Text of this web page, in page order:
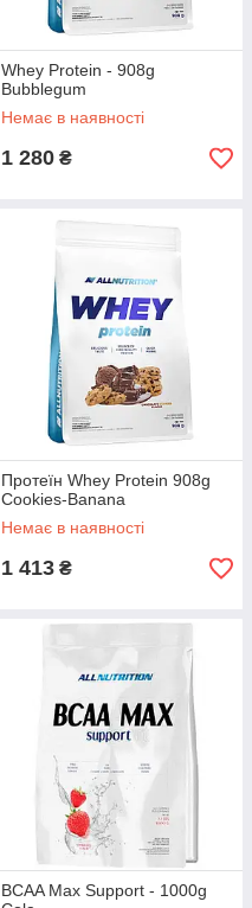
Whey Protein - 908g
Bubblegum
Немає в наявності
1 280 ₴
Протеїн Whey Protein 908g
Cookies-Banana
Немає в наявності
1 413 ₴
BCAA Max Support - 1000g